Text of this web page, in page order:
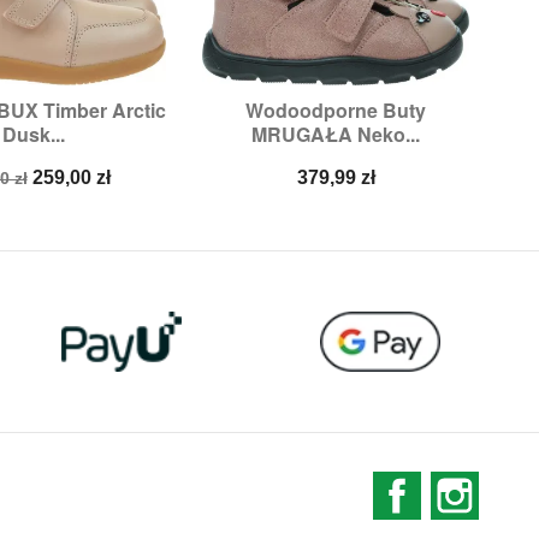
Timber Arctic
Dusk...
zł Cena
259,00 zł
podgląd
Wodoodporne Buty
MRUGAŁA Neko...
Cena
379,99 zł
Szybki podgląd
Rozmiary:33
Facebook